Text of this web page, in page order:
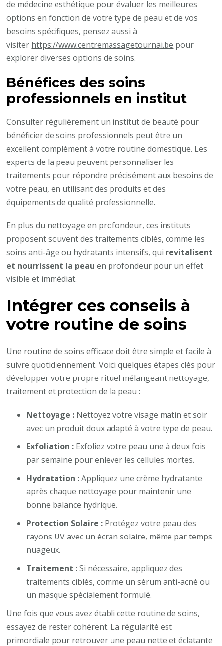
de médecine esthétique pour évaluer les meilleures
options en fonction de votre type de peau et de vos
besoins spécifiques, pensez aussi à
visiter https://www.centremassagetournai.be pour
explorer diverses options de soins.
Bénéfices des soins
professionnels en institut
Consulter régulièrement un institut de beauté pour
bénéficier de soins professionnels peut être un
excellent complément à votre routine domestique. Les
experts de la peau peuvent personnaliser les
traitements pour répondre précisément aux besoins de
votre peau, en utilisant des produits et des
équipements de qualité professionnelle.
En plus du nettoyage en profondeur, ces instituts
proposent souvent des traitements ciblés, comme les
soins anti-âge ou hydratants intensifs, qui revitalisent
et nourrissent la peau en profondeur pour un effet
visible et immédiat.
Intégrer ces conseils à
votre routine de soins
Une routine de soins efficace doit être simple et facile à
suivre quotidiennement. Voici quelques étapes clés pour
développer votre propre rituel mélangeant nettoyage,
traitement et protection de la peau :
Nettoyage : Nettoyez votre visage matin et soir
avec un produit doux adapté à votre type de peau.
Exfoliation : Exfoliez votre peau une à deux fois
par semaine pour enlever les cellules mortes.
Hydratation :Appliquez une crème hydratante
après chaque nettoyage pour maintenir une
bonne balance hydrique.
Protection Solaire : Protégez votre peau des
rayons UV avec un écran solaire, même par temps
nuageux.
Traitement :Si nécessaire, appliquez des
traitements ciblés, comme un sérum anti-acné ou
un masque spécialement formulé.
Une fois que vous avez établi cette routine de soins,
essayez de rester cohérent. La régularité est
primordiale pour retrouver une peau nette et éclatante